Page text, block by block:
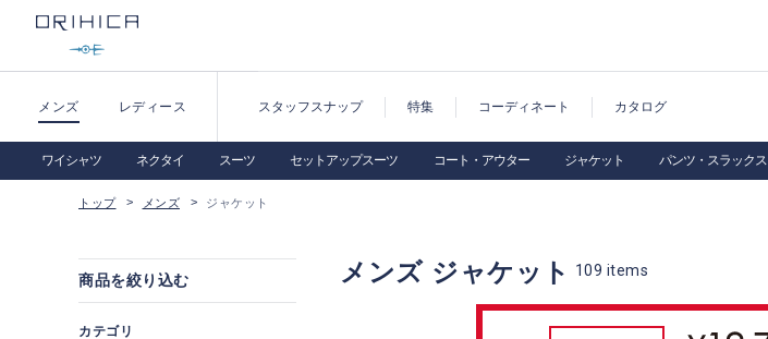
メンズ レディース スタッフスナップ 特集 コーディネート カタログ
ワイシャツ ネクタイ スーツ セットアップスーツ コート・アウター ジャケット パンツ・スラックス
トップ メンズ ジャケット
メンズ ジャケット 109 items
商品を絞り込む
カテゴリ